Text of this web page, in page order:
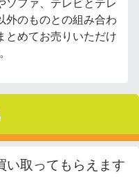
ソファ、テレビとテレ
外のものとの組み合わ
とめてお売りいただけ
い取ってもらえます